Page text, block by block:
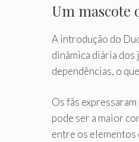
Um mascote
A introdução do
dinâmica diária
dependências, o
Os fãs
pode ser a maior
entre os elementos